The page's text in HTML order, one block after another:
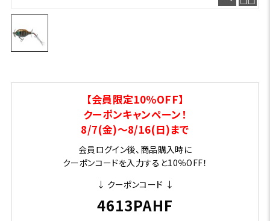
【会員限定10％OFF】
クーポンキャンペーン！
8/7(金)～8/16(日)まで
会員ログイン後、商品購入時に
クーポンコードを入力すると10％OFF！
↓ クーポンコード ↓
4613PAHF